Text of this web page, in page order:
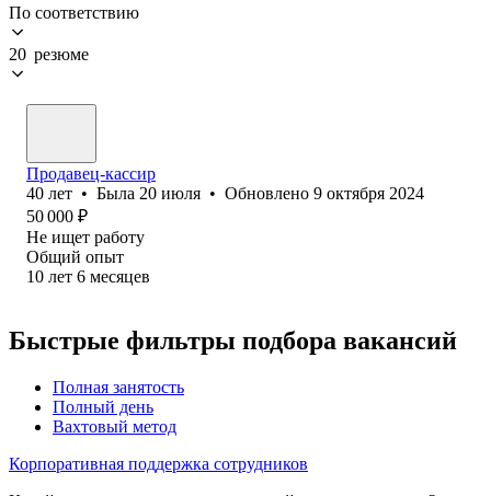
По соответствию
20 резюме
Продавец-кассир
40 лет • Была 20 июля • Обновлено 9 октября 2024
50 000 ₽
Не ищет работу
Общий опыт
10 лет 6 месяцев
Быстрые фильтры подбора вакансий
Полная занятость
Полный день
Вахтовый метод
Корпоративная поддержка сотрудников